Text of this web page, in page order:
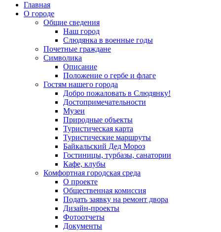
Главная
О городе
Общие сведения
Наш город
Слюдянка в военные годы
Почетные граждане
Символика
Описание
Положение о гербе и флаге
Гостям нашего города
Добро пожаловать в Слюдянку!
Достопримечательности
Музеи
Природные объекты
Туристическая карта
Туристические маршруты
Байкальский Дед Мороз
Гостиницы, турбазы, санатории
Кафе, клубы
Комфортная городская среда
О проекте
Общественная комиссия
Подать заявку на ремонт двора
Дизайн-проекты
Фотоотчеты
Документы